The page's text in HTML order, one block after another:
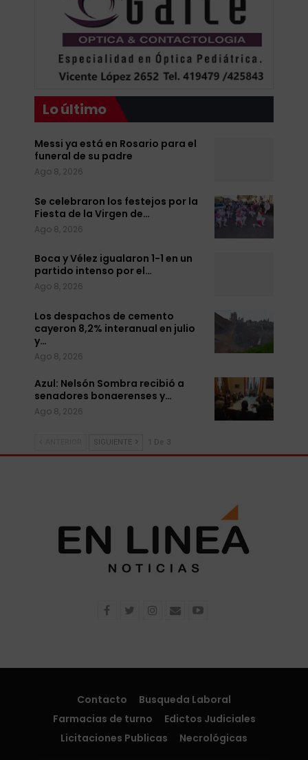
Lo último
Messi ya está en Rosario para el
funeral de su padre
Ago 8, 2026
Se celebraron los festejos por la
Fiesta de la Virgen de…
Ago 8, 2026
Boca y Vélez igualaron 1-1 en un
partido intenso por el…
Ago 8, 2026
Los despachos de cemento
cayeron 8,2% interanual en julio
y…
Ago 8, 2026
Azul: Nelsón Sombra recibió a
senadores bonaerenses y…
Ago 8, 2026
SIGUIENTE 1 De 3
Contacto
Busqueda Laboral
Farmacias de turno
Edictos Judiciales
Licitaciones Publicas
Necrológicas